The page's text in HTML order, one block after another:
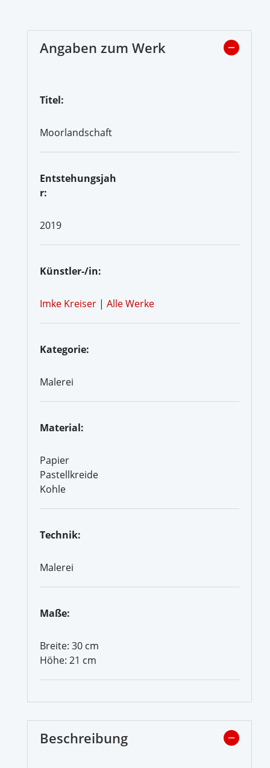
Angaben zum Werk
Titel:
Moorlandschaft
Entstehungsjah
r:
2019
Künstler-/in:
Imke Kreiser | Alle Werke
Kategorie:
Malerei
Material:
Papier
Pastellkreide
Kohle
Technik:
Malerei
Maße:
Breite: 30 cm
Höhe: 21 cm
Beschreibung